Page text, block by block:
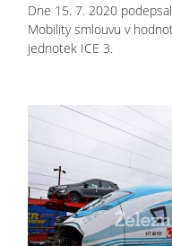
Dne 15. 7. 2020
Mobility smlouvu v
jednotek ICE 3.